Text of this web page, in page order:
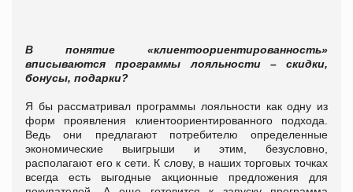
В понятие «клиентоориентированность»
вписываются программы лояльности – скидки,
бонусы, подарки?
Я бы рассматривал программы лояльности как одну из
форм проявления клиентоориентированного подхода.
Ведь они предлагают потребителю определенные
экономические выигрыши и этим, безусловно,
располагают его к сети.
К слову, в наших торговых точках
всегда есть выгодные акционные предложения для